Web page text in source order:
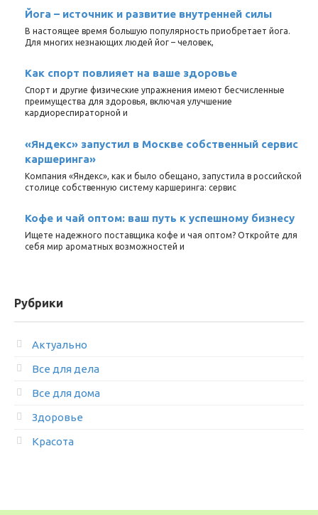
Йога – источник и развитие внутренней силы
В настоящее время большую популярность приобретает йога.
Для многих незнающих людей йог – человек,
Как спорт повлияет на ваше здоровье
Спорт и другие физические упражнения имеют бесчисленные
преимущества для здоровья, включая улучшение
кардиореспираторной и
«Яндекс» запустил в Москве собственный сервис
каршеринга»
Компания «Яндекс», как и было обещано, запустила в российской
столице собственную систему каршеринга: сервис
Кофе и чай оптом: ваш путь к успешному бизнесу
Ищете надежного поставщика кофе и чая оптом? Откройте для
себя мир ароматных возможностей и
Рубрики
Актуально
Все для дела
Все для дома
Здоровье
Красота